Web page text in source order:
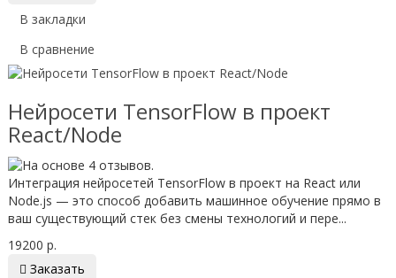
В закладки
В сравнение
Нейросети TensorFlow в проект
React/Node
Интеграция нейросетей TensorFlow в проект на React или
Node.js — это способ добавить машинное обучение прямо в
ваш существующий стек без смены технологий и пере...
19200 р.
 Заказать